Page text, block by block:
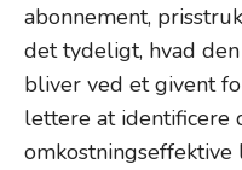
abonnement,
det tydeligt, hvad
bliver ved et givent
lettere at identificere
omkostningseffektive